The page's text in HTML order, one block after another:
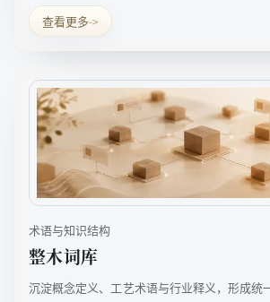
查看更多->
术语与知识结构
整木词库
沉淀概念定义、工艺术语与行业释义，形成统